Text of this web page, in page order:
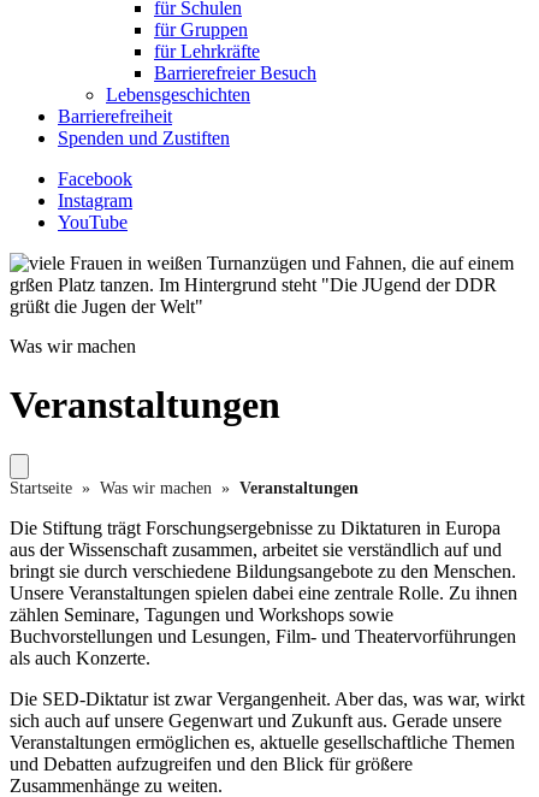
für Schulen
für Gruppen
für Lehrkräfte
Barrierefreier Besuch
Lebensgeschichten
Barrierefreiheit
Spenden und Zustiften
Facebook
Instagram
YouTube
Was wir machen
Veranstaltungen
Startseite » Was wir machen » Veranstaltungen
Die Stiftung trägt Forschungsergebnisse zu Diktaturen in Europa
aus der Wissenschaft zusammen, arbeitet sie verständlich auf und
bringt sie durch verschiedene Bildungsangebote zu den Menschen.
Unsere Veranstaltungen spielen dabei eine zentrale Rolle. Zu ihnen
zählen Seminare, Tagungen und Workshops sowie
Buchvorstellungen und Lesungen, Film- und Theatervorführungen
als auch Konzerte.
Die SED-Diktatur ist zwar Vergangenheit. Aber das, was war, wirkt
sich auch auf unsere Gegenwart und Zukunft aus. Gerade unsere
Veranstaltungen ermöglichen es, aktuelle gesellschaftliche Themen
und Debatten aufzugreifen und den Blick für größere
Zusammenhänge zu weiten.